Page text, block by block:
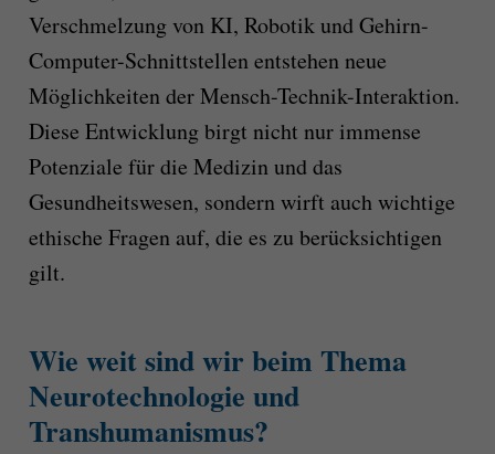
Verschmelzung von KI, Robotik und Gehirn-
Computer-Schnittstellen entstehen neue
Möglichkeiten der Mensch-Technik-Interaktion.
Diese Entwicklung birgt nicht nur immense
Potenziale für die Medizin und das
Gesundheitswesen, sondern wirft auch wichtige
ethische Fragen auf, die es zu berücksichtigen
gilt.
Wie weit sind wir beim Thema
Neurotechnologie und
Transhumanismus?